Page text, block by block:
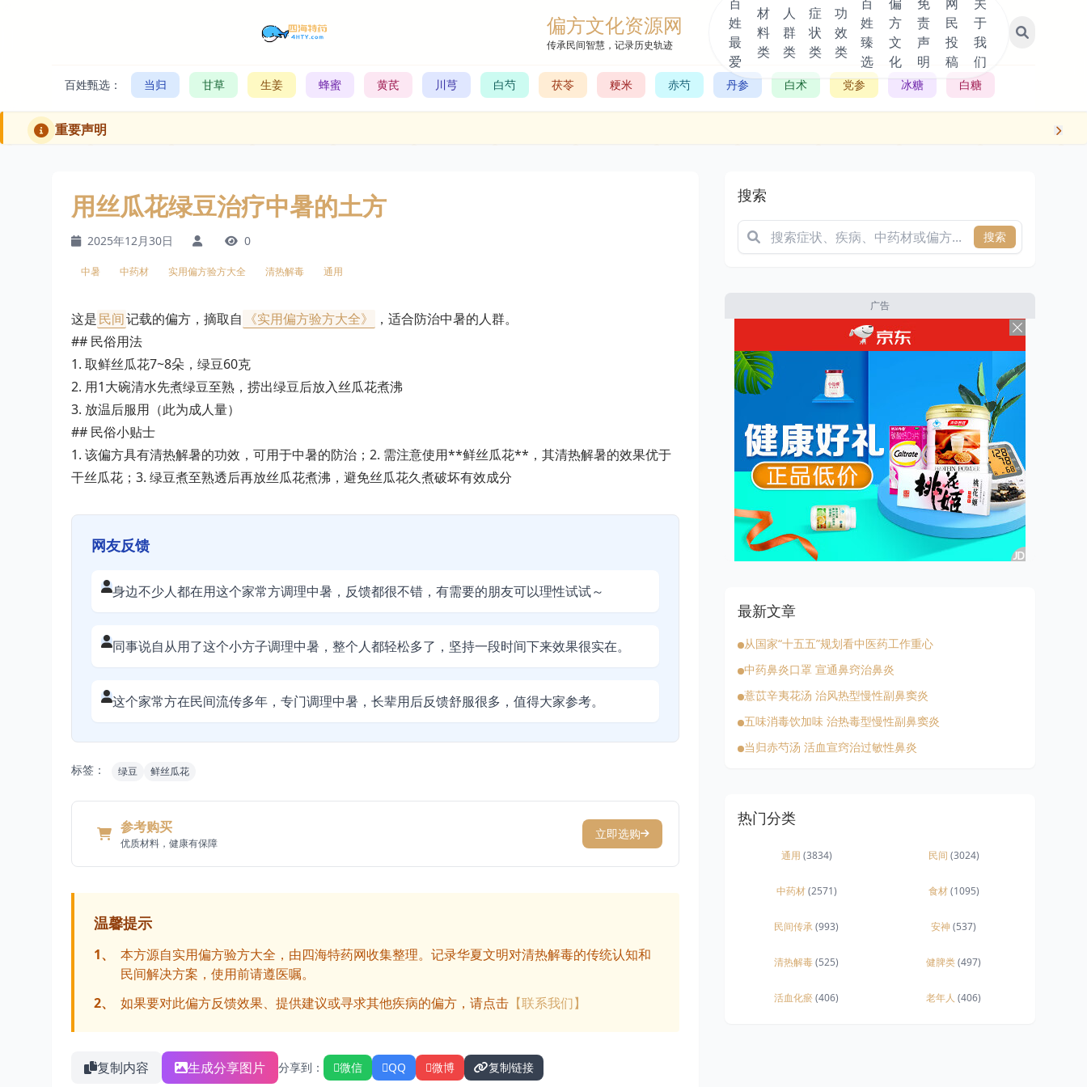
偏方文化资源网
传承民间智慧，记录历史轨迹
姓
最
爱
材
料
类
人
群
类
症
状
类
功
效
类
姓
臻
选
方
文
化
责
声
明
民
投
稿
于
我
们
百姓甄选： 当归 甘草 生姜 蜂蜜 黄芪 川芎 白芍 茯苓 粳米 赤芍 丹参 白术 党参 冰糖 白糖
重要声明
用丝瓜花绿豆治疗中暑的土方
2025年12月30日 0
中暑 中药材 实用偏方验方大全 清热解毒 通用
这是民间记载的偏方，摘取自 《实用偏方验方大全》
，适合防治中暑的人群。
## 民俗用法
1. 取鲜丝瓜花7~8朵，绿豆60克
2. 用1大碗清水先煮绿豆至熟，捞出绿豆后放入丝瓜花煮沸
3. 放温后服用（此为成人量）
## 民俗小贴士
1. 该偏方具有清热解暑的功效，可用于中暑的防治；2. 需注意使用**鲜丝瓜花**，其清热解暑的效果优于
干丝瓜花；3. 绿豆煮至熟透后再放丝瓜花煮沸，避免丝瓜花久煮破坏有效成分
网友反馈
身边不少人都在用这个家常方调理中暑，反馈都很不错，有需要的朋友可以理性试试～
同事说自从用了这个小方子调理中暑，整个人都轻松多了，坚持一段时间下来效果很实在。
这个家常方在民间流传多年，专门调理中暑，长辈用后反馈舒服很多，值得大家参考。
标签： 绿豆 鲜丝瓜花
参考购买
优质材料，健康有保障
立即选购
温馨提示
1、
本方源自实用偏方验方大全，由四海特药网收集整理。记录华夏文明对清热解毒的传统认知和
民间解决方案，使用前请遵医嘱。
2、
如果要对此偏方反馈效果、提供建议或寻求其他疾病的偏方，请点击 【联系我们】
复制内容 生成分享图片 分享到： 微信 QQ 微博 复制链接
搜索
搜索
广告
最新文章
从国家“十五五”规划看中医药工作重心
中药鼻炎口罩 宣通鼻窍治鼻炎
薏苡辛夷花汤 治风热型慢性副鼻窦炎
五味消毒饮加味 治热毒型慢性副鼻窦炎
当归赤芍汤 活血宣窍治过敏性鼻炎
热门分类
通用 (3834) 民间 (3024)
中药材(2571) 食材(1095)
民间传承(993) 安神(537)
清热解毒(525) 健脾类(497)
活血化瘀(406) 老年人 (406)